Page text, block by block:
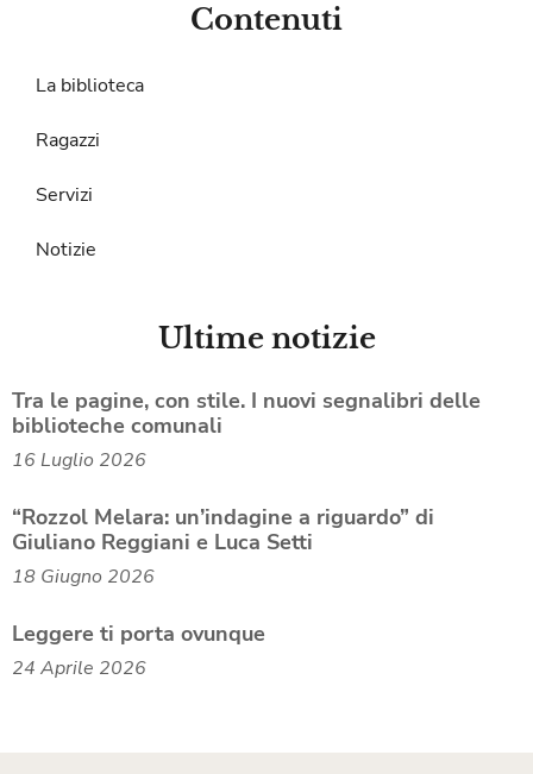
Contenuti
La biblioteca
Ragazzi
Servizi
Notizie
Ultime notizie
Tra le pagine, con stile. I nuovi segnalibri delle
biblioteche comunali
16 Luglio 2026
“Rozzol Melara: un’indagine a riguardo” di
Giuliano Reggiani e Luca Setti
18 Giugno 2026
Leggere ti porta ovunque
24 Aprile 2026